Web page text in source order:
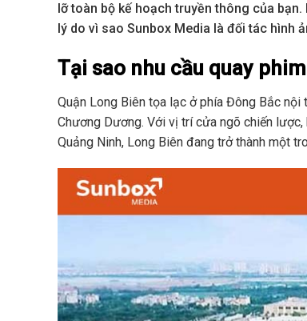
lỡ toàn bộ kế hoạch truyền thông của
lý do vì sao Sunbox Media là đối tác hình
Tại sao nhu cầu quay
Quận Long Biên tọa lạc ở phía Đông Bắc nội
Chương Dương. Với vị trí cửa ngõ chiến
Quảng Ninh, Long Biên đang trở thành một